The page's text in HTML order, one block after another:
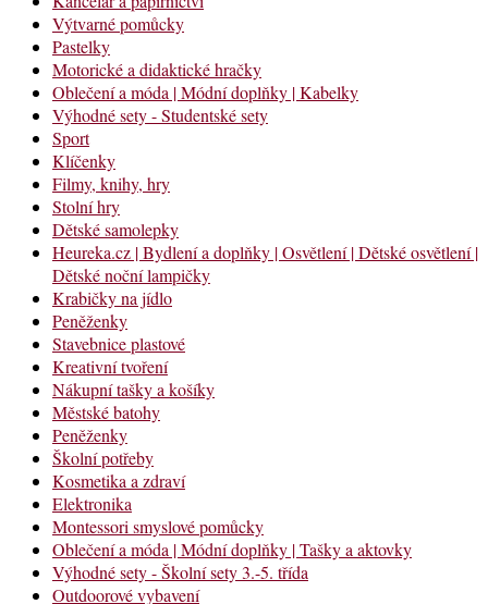
Výtvarné pomůcky
Pastelky
Motorické a didaktické hračky
Oblečení a móda | Módní doplňky | Kabelky
Výhodné sety - Studentské sety
Sport
Klíčenky
Filmy, knihy, hry
Stolní hry
Dětské samolepky
Heureka.cz | Bydlení a doplňky | Osvětlení | Dětské osvětlení |
Dětské noční lampičky
Krabičky na jídlo
Peněženky
Stavebnice plastové
Kreativní tvoření
Nákupní tašky a košíky
Městské batohy
Peněženky
Školní potřeby
Kosmetika a zdraví
Elektronika
Montessori smyslové pomůcky
Oblečení a móda | Módní doplňky | Tašky a aktovky
Výhodné sety - Školní sety 3.-5. třída
Outdoorové vybavení